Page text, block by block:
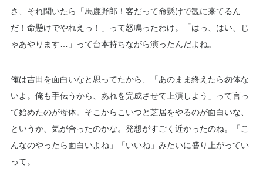
さ、それ聞いたら「馬鹿野郎！客だって命懸けで観に来てるん
だ！命懸けでやれえっ！」って怒鳴ったわけ。「はっ、はい、じ
ゃあやります…」って台本持ちながら演ったんだよね。
俺は吉田を面白いなと思ってたから、「あのまま終えたら勿体な
いよ。俺も手伝うから、あれを完成させて上演しよう」って言っ
て始めたのが母体。そこからこいつと芝居をやるのが面白いな、
というか、気が合ったのかな。発想がすごく近かったのね。「こ
んなのやったら面白いよね」「いいね」みたいに盛り上がってい
って。